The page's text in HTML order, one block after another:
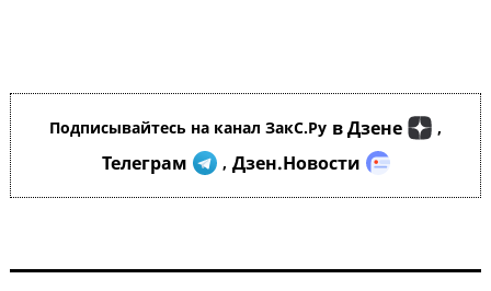
Подписывайтесь на канал ЗакС.Ру в Дзене ,
Телеграм , Дзен.Новости